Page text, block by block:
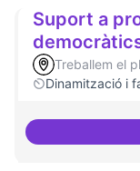
Suport a
Treballem el
Dinamització i